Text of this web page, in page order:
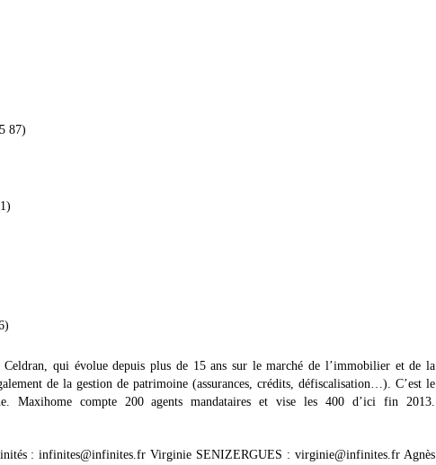
87)
qui évolue depuis plus de 15 ans sur le marché de l’immobilier et de la
de la gestion de patrimoine (assurances, crédits, défiscalisation…). C’est le
Maxihome compte 200 agents mandataires et vise les 400 d’ici fin 2013.
: infinites@infinites.fr Virginie SENIZERGUES : virginie@infinites.fr Agnès